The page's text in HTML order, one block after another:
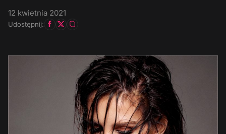
12 kwietnia 2021
Udostępnij: